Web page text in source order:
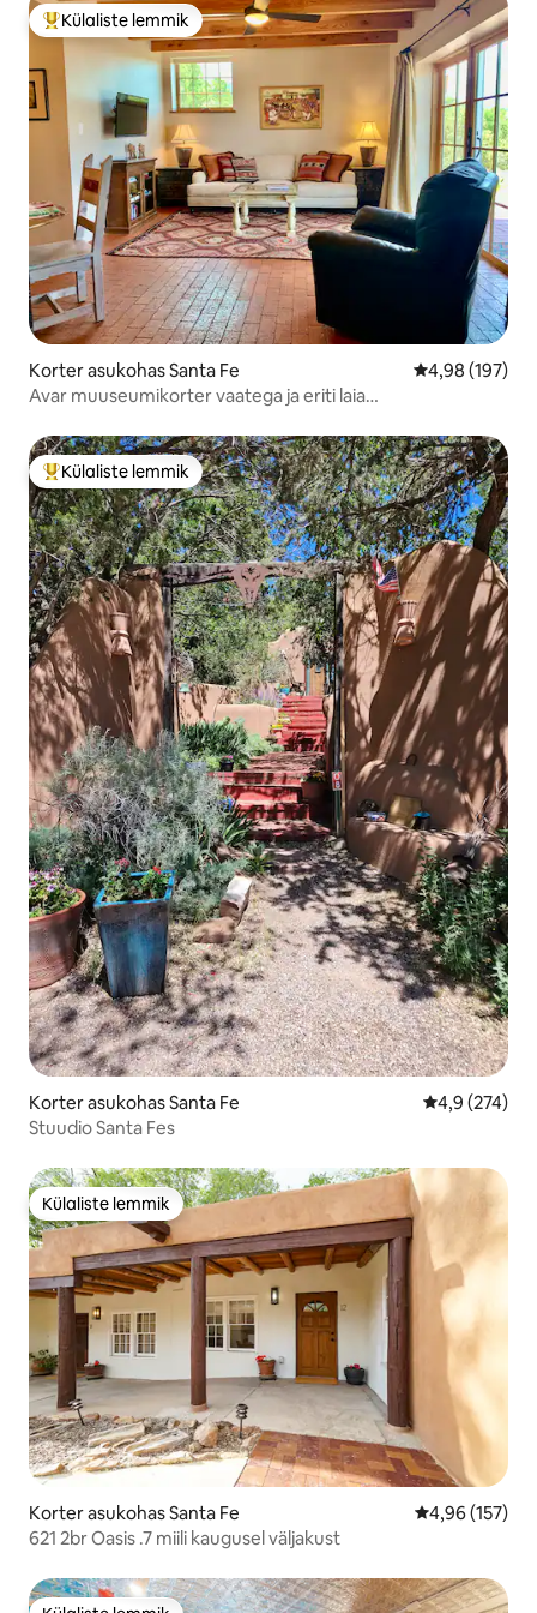
Külaliste suur lemmik
Külaliste lemmik
Korter asukohas Santa Fe Keskmine
4,98 (197)
Avar muuseumikorter vaatega ja eriti laia
Külaliste suur lemmik
Külaliste lemmik
Korter asukohas Santa Fe Keskmine
4,9 (274)
Stuudio Santa Fes
Külaliste lemmik
Külaliste lemmik
Korter asukohas Santa Fe Keskmine
4,96 (157)
621 2br Oasis .7 miili kaugusel väljakust